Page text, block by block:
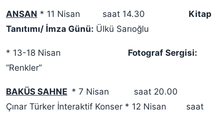
ANSAN * 11 Nisan saat 14.30
Kitap
Tanıtımı/ İmza Günü: Ülkü Sarıoğlu
* 13-18 Nisan Fotograf Sergisi:
“Renkler”
BAKÜS SAHNE * 7 Nisan saat 20.00
Çınar Türker İnteraktif Konser * 12 Nisan saat